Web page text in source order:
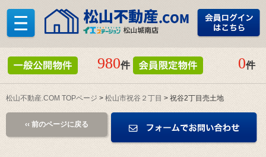
980件 0件
松山不動産.COM TOPページ > 松山市祝谷２丁目 > 祝谷2丁目売土地
‹‹ 前のページに戻る